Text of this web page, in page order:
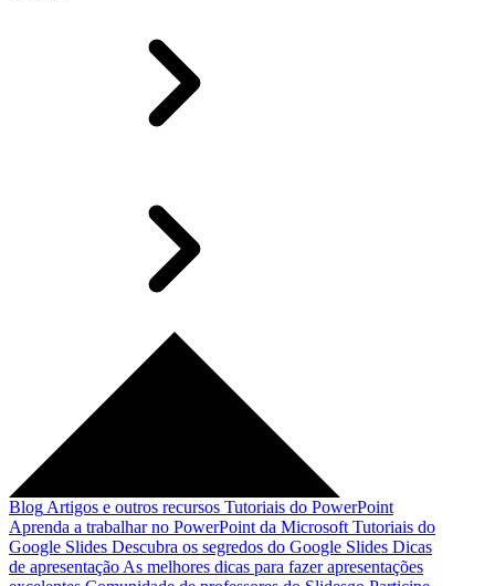
Blog Artigos e outros recursos Tutoriais do PowerPoint
Aprenda a trabalhar no PowerPoint da Microsoft Tutoriais do
Google Slides Descubra os segredos do Google Slides Dicas
de apresentação As melhores dicas para fazer apresentações